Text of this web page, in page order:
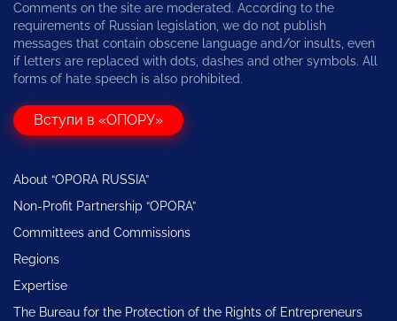
Comments on the site are moderated. According to the
requirements of Russian legislation, we do not publish
messages that contain obscene language and/or insults, even
if letters are replaced with dots, dashes and other symbols. All
forms of hate speech is also prohibited.
Вступи в «ОПОРУ»
About “OPORA RUSSIA”
Non-Profit Partnership “OPORA”
Committees and Commissions
Regions
Expertise
The Bureau for the Protection of the Rights of Entrepreneurs